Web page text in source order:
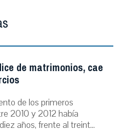
de matrimonios, cae
de los primeros
2010 y 2012 había
años, frente al treint...